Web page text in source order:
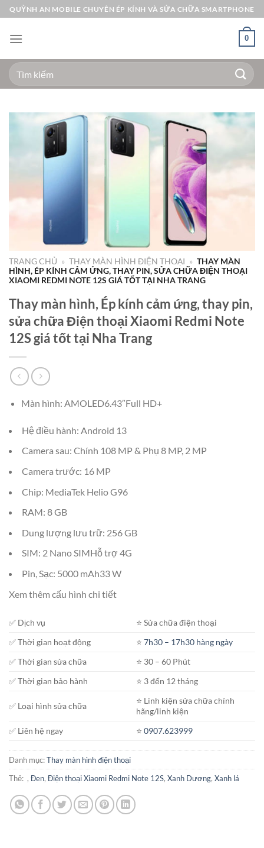
Bỏ
qua
nội
QUỲNH AN MOBILE CHUYÊN ÉP KÍNH VÀ SỬA CHỮA SMARTPHONE
0
Tìm
kiếm:
TRANG CHỦ » THAY MÀN HÌNH ĐIỆN THOẠI » THAY MÀN
HÌNH, ÉP KÍNH CẢM ỨNG, THAY PIN, SỬA CHỮA ĐIỆN THOẠI
XIAOMI REDMI NOTE 12S GIÁ TỐT TẠI NHA TRANG
Thay màn hình, Ép kính cảm ứng, thay pin,
sửa chữa Điện thoại Xiaomi Redmi Note
12S giá tốt tại Nha Trang
Màn hình: AMOLED6.43″Full HD+
Hệ điều hành: Android 13
Camera sau: Chính 108 MP & Phụ 8 MP, 2 MP
Camera trước: 16 MP
Chip: MediaTek Helio G96
RAM: 8 GB
Dung lượng lưu trữ: 256 GB
SIM: 2 Nano SIMHỗ trợ 4G
Pin, Sạc: 5000 mAh33 W
Xem thêm cấu hình chi tiết
✅ Dịch vụ
⭐️ Sửa chữa điện thoại
✅ Thời gian hoạt động
⭐️7h30 – 17h30 hàng ngày
✅ Thời gian sửa chữa
⭐️ 30 – 60 Phút
✅ Thời gian bảo hành
⭐️ 3 đến 12 tháng
✅ Loại hình sửa chữa
⭐️ Linh kiện sửa chữa chính
hãng/linh kiện
✅ Liên hệ ngay
⭐️0907.623999
Danh mục:Thay màn hình điện thoại
Thẻ: , Đen, Điện thoại Xiaomi Redmi Note 12S, Xanh Dương, Xanh lá